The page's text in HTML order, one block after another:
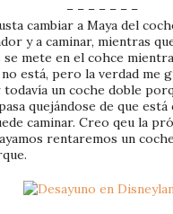
– – – – – – –
cambiar a Maya del
y a caminar, mientras
se mete en el cohce
no está, pero la verdad me
un coche doble
quejándose de que está
caminar. Creo qeu la
rentaremos un